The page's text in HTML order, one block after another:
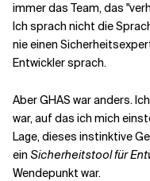
immer das Team, das
Ich sprach nicht die
nie einen
Entwickler sprach.
Aber GHAS war anders.
war, auf das ich mich
Lage, dieses instinktive
ein Sicherheitstool für
Wendepunkt war.